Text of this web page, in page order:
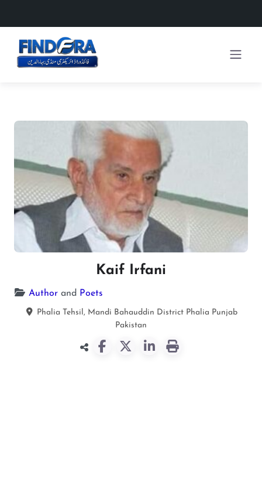
Kaif Irfani
Author and Poets
Phalia Tehsil, Mandi Bahauddin District Phalia Punjab
Pakistan